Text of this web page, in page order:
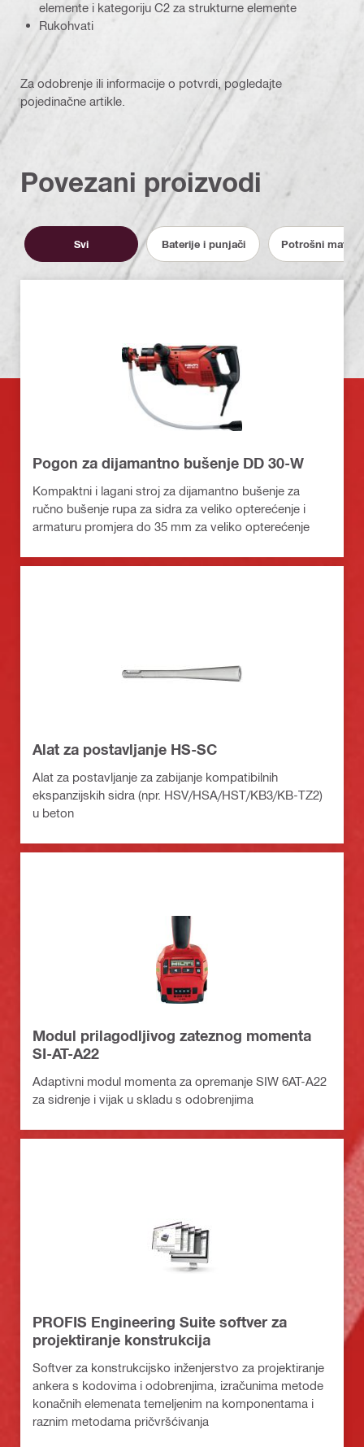
elemente i kategoriju C2 za strukturne elemente
Rukohvati
Za odobrenje ili informacije o potvrdi, pogledajte
pojedinačne artikle.
Povezani proizvodi
Svi Baterije i punjači Potrošni
Pogon za dijamantno bušenje DD 30-W
Kompaktni i lagani stroj za dijamantno bušenje za
ručno bušenje rupa za sidra za veliko opterećenje i
armaturu promjera do 35 mm za veliko opterećenje
Alat za postavljanje HS-SC
Alat za postavljanje za zabijanje kompatibilnih
ekspanzijskih sidra (npr. HSV/HSA/HST/KB3/KB-TZ2)
u beton
Modul prilagodljivog zateznog momenta
SI-AT-A22
Adaptivni modul momenta za opremanje SIW 6AT-A22
za sidrenje i vijak u skladu s odobrenjima
PROFIS Engineering Suite softver za
projektiranje konstrukcija
Softver za konstrukcijsko inženjerstvo za projektiranje
ankera s kodovima i odobrenjima, izračunima metode
konačnih elemenata temeljenim na komponentama i
raznim metodama pričvršćivanja